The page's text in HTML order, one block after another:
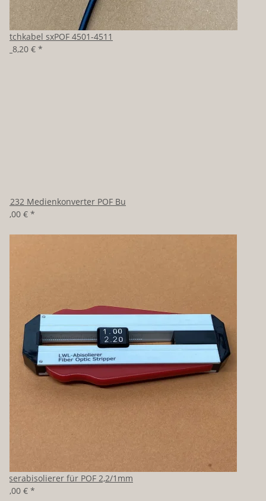
Patchkabel sxPOF 4501-4511
8,20 € *
RS232 Medienkonverter POF Bu
98,00 € *
Faserabisolierer für POF 2,2/1mm
39,00 € *